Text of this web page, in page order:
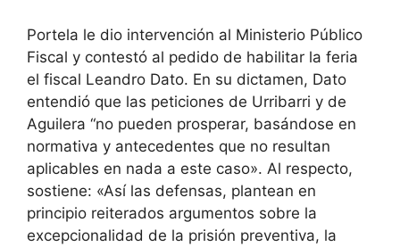
Portela le dio intervención al Ministerio Público
Fiscal y contestó al pedido de habilitar la feria
el fiscal Leandro Dato. En su dictamen, Dato
entendió que las peticiones de Urribarri y de
Aguilera “no pueden prosperar, basándose en
normativa y antecedentes que no resultan
aplicables en nada a este caso». Al respecto,
sostiene: «Así las defensas, plantean en
principio reiterados argumentos sobre la
excepcionalidad de la prisión preventiva, la